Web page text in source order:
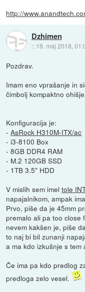
http://
Dzhimen
:: 18. maj 2018,
Pozdrav.
Imam eno vprašanje in
čimbolj kompaktno
Konfiguracija je:
-AsRock H310M-ITX/ac
- i3-8100 Box
- 8GB DDR4 RAM
- M.2 120GB SSD
- 1TB 3.5" HDD
V mislih sem imeltole
napajalnikom, ampak
Prvo, piše da je 45mm
premalo ali pa too close
nevem kakšen je, piše
to naj bi bil zunanji
a ma kdo izkušnje s
Če ima pa kdo predlog
predloga zelo vesel.